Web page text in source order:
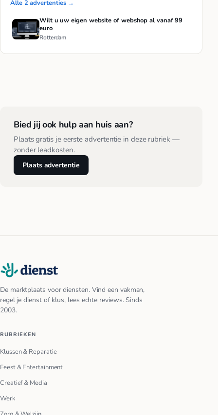
Alle 2 advertenties →
Wilt u uw eigen website of webshop al vanaf 99
euro
Rotterdam
Bied jij ook hulp aan huis aan?
Plaats gratis je eerste advertentie in deze rubriek —
zonder leadkosten.
Plaats advertentie
De marktplaats voor diensten. Vind een vakman,
regel je dienst of klus, lees echte reviews. Sinds
2003.
RUBRIEKEN
Klussen & Reparatie
Feest & Entertainment
Creatief & Media
Werk